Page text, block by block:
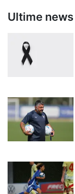
Ultime news